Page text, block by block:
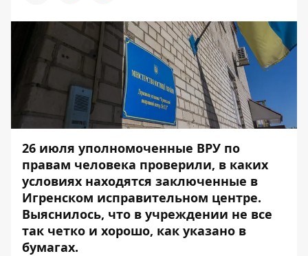
26 июля уполномоченные ВРУ по
правам человека проверили, в каких
условиях находятся заключенные в
Игренском исправительном центре.
Выяснилось, что в учреждении не все
так четко и хорошо, как указано в
бумагах.